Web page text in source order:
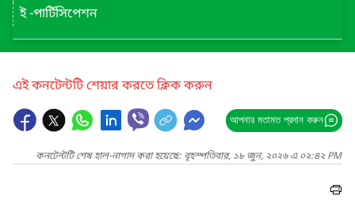
ই -পার্টিসিপেশন
এই কনটেন্টটি শেয়ার করতে ক্লিক করুন
আপনার মতামত প্রদান করুন
কনটেন্টটি শেষ হাল-নাগাদ করা হয়েছে: বৃহস্পতিবার, ১৮ জুন, ২০২৬ এ ০২:৪২ PM